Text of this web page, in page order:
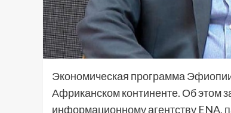
Экономическая программа
Африканском континенте. Об этом
информационному агентству ENA,